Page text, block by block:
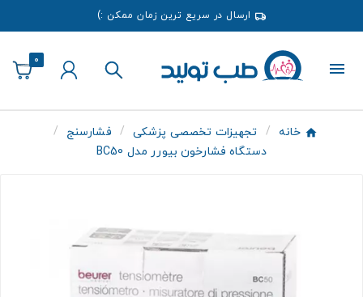
ارسال در سریع ترین زمان ممکن :)
0
خانه تجهیزات تخصصی پزشکی
فشارسنج
دستگاه فشارخون بیورر مدل BC50